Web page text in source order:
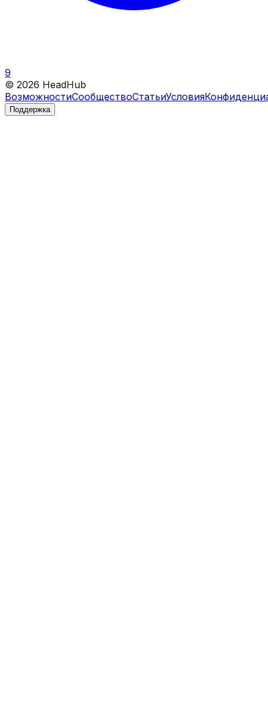
9
© 2026 HeadHub
ВозможностиСообществоСтатьиУсловия
Поддержка